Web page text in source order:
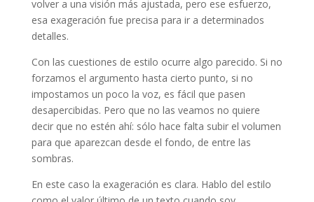
volver a una visión más ajustada, pero ese esfuerzo,
esa exageración fue precisa para ir a determinados
detalles.
Con las cuestiones de estilo ocurre algo parecido. Si no
forzamos el argumento hasta cierto punto, si no
impostamos un poco la voz, es fácil que pasen
desapercibidas. Pero que no las veamos no quiere
decir que no estén ahí: sólo hace falta subir el volumen
para que aparezcan desde el fondo, de entre las
sombras.
En este caso la exageración es clara. Hablo del estilo